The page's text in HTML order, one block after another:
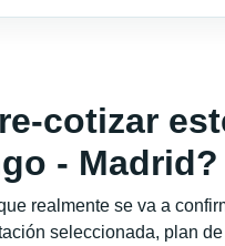
cotizar
- Madrid?
realmente se va a
seleccionada, plan